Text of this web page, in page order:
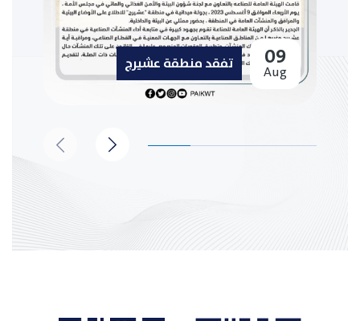
09
Aug تفقد منطقة عشيرج